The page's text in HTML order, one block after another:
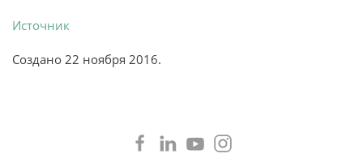
Источник
Создано 22 ноября 2016.